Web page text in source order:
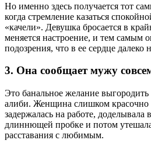
Но именно здесь получается тот
когда стремление казаться
«качели». Девушка бросается в
меняется настроение, и тем самым
подозрения, что в ее сердце далеко
3. Она сообщает мужу
Это банальное желание выгородить
алиби. Женщина слишком красочно
задержалась на работе, доделывала
длиннющей пробке и потом
расставания с любимым.